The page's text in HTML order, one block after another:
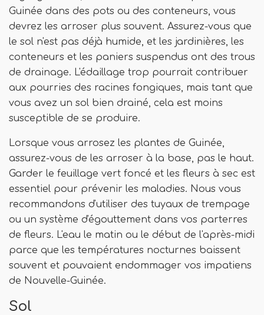
Guinée dans des pots ou des conteneurs, vous
devrez les arroser plus souvent. Assurez-vous que
le sol n'est pas déjà humide, et les jardinières, les
conteneurs et les paniers suspendus ont des trous
de drainage. L'édaillage trop pourrait contribuer
aux pourries des racines fongiques, mais tant que
vous avez un sol bien drainé, cela est moins
susceptible de se produire.
Lorsque vous arrosez les plantes de Guinée,
assurez-vous de les arroser à la base, pas le haut.
Garder le feuillage vert foncé et les fleurs à sec est
essentiel pour prévenir les maladies. Nous vous
recommandons d'utiliser des tuyaux de trempage
ou un système d'égouttement dans vos parterres
de fleurs. L'eau le matin ou le début de l'après-midi
parce que les températures nocturnes baissent
souvent et pouvaient endommager vos impatiens
de Nouvelle-Guinée.
Sol